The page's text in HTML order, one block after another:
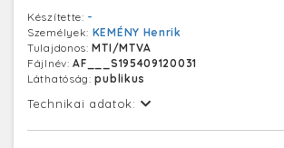
Készítette: -
Személyek: KEMÉNY Henrik
Tulajdonos:MTI/MTVA
Fájlnév:AF___S195409120031
Láthatóság:publikus
Technikai adatok: